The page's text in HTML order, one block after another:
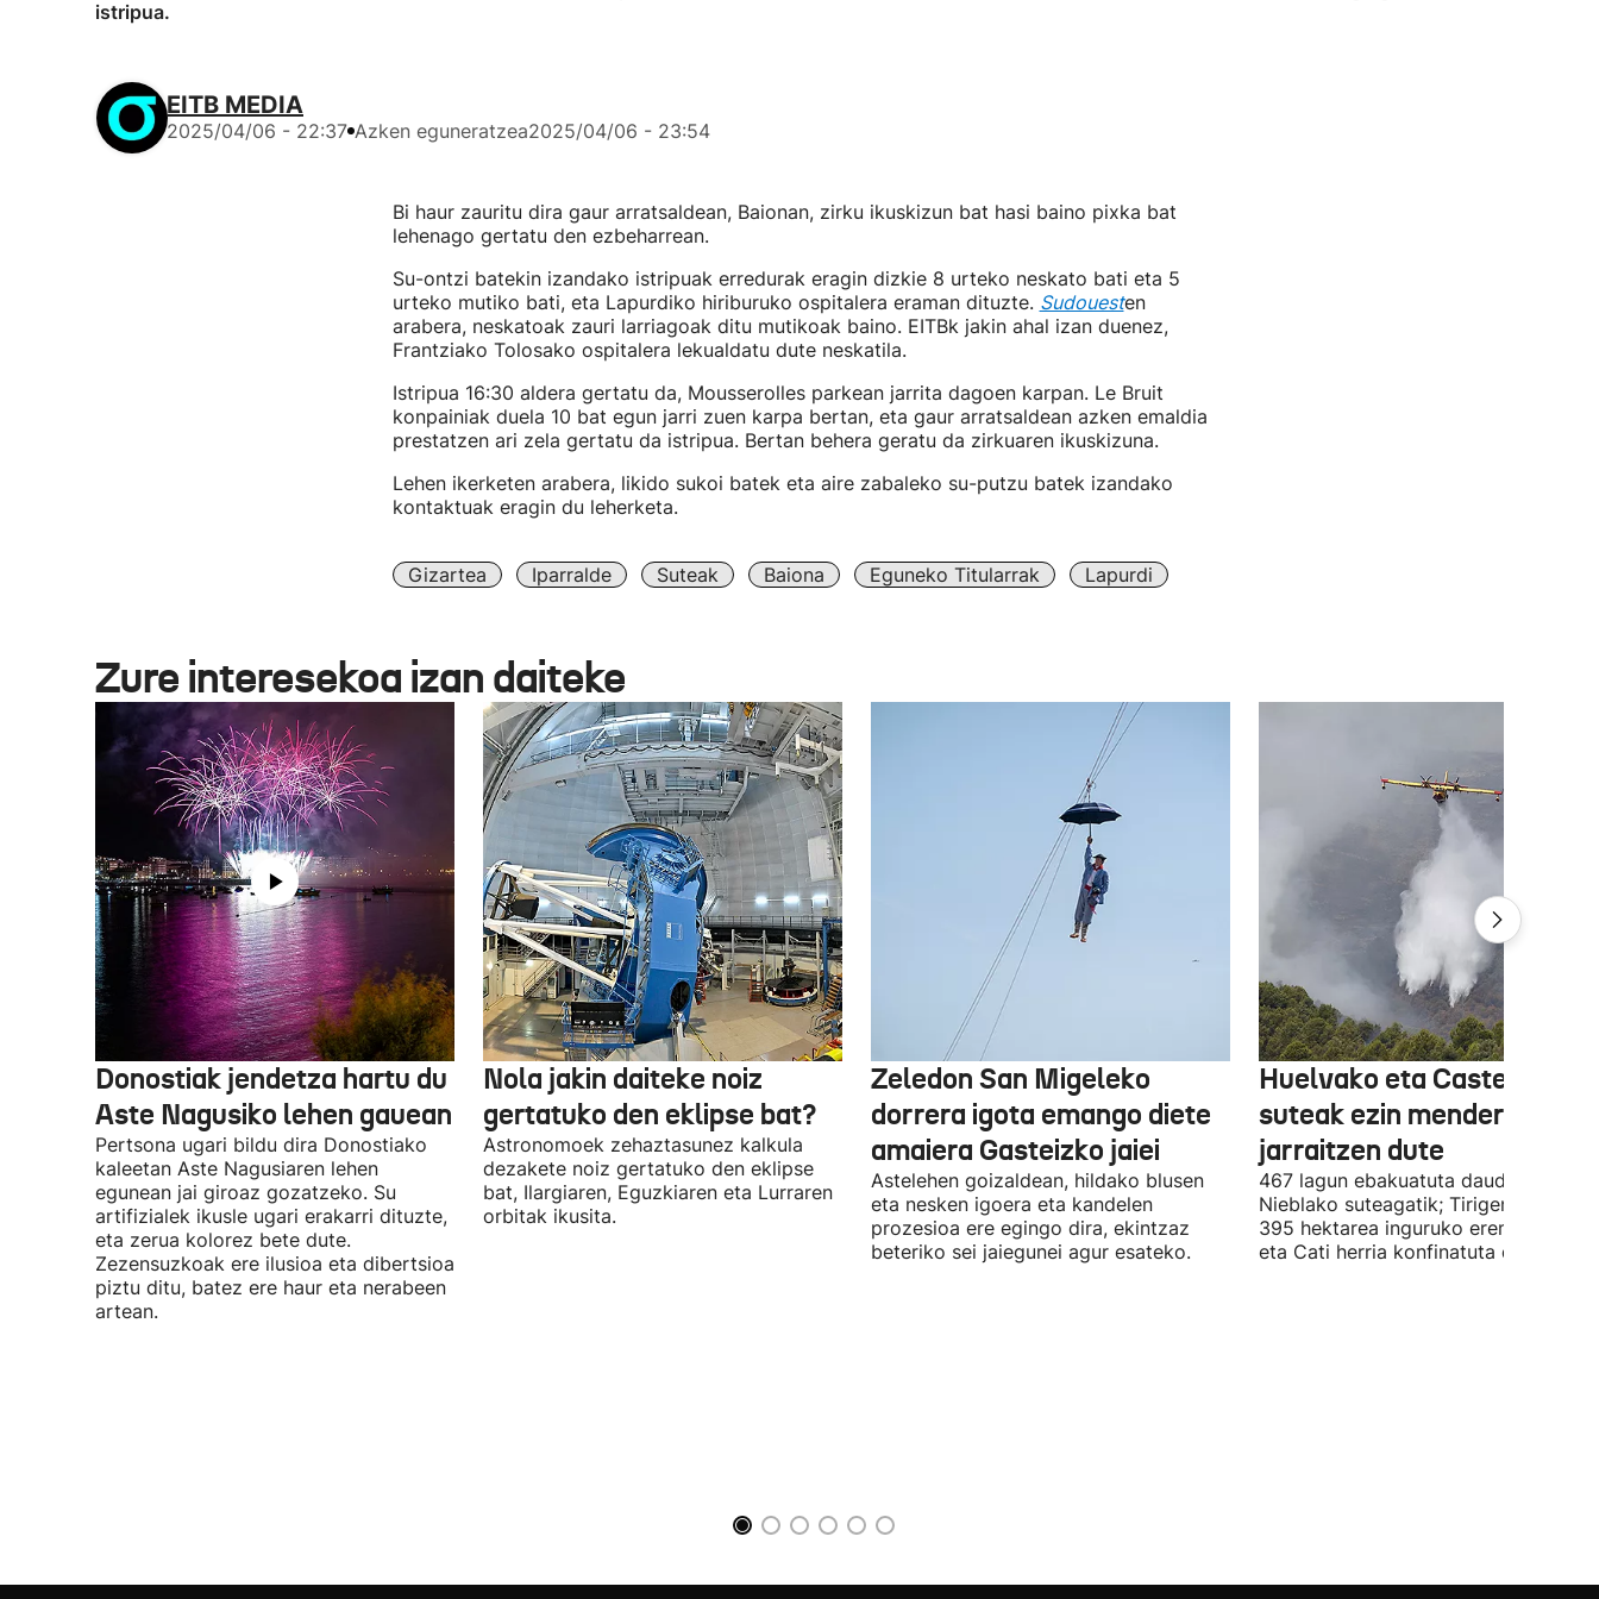
istripua.
EITB MEDIA
2025/04/06 - 22:37 Azken eguneratzea2025/04/06 - 23:54
Bi haur zauritu dira gaur arratsaldean, Baionan, zirku ikuskizun bat hasi baino pixka bat
lehenago gertatu den ezbeharrean.
Su-ontzi batekin izandako istripuak erredurak eragin dizkie 8 urteko neskato bati eta 5
urteko mutiko bati, eta Lapurdiko hiriburuko ospitalera eraman dituzte. Sudouesten
arabera, neskatoak zauri larriagoak ditu mutikoak baino. EITBk jakin ahal izan duenez,
Frantziako Tolosako ospitalera lekualdatu dute neskatila.
Istripua 16:30 aldera gertatu da, Mousserolles parkean jarrita dagoen karpan. Le Bruit
konpainiak duela 10 bat egun jarri zuen karpa bertan, eta gaur arratsaldean azken emaldia
prestatzen ari zela gertatu da istripua. Bertan behera geratu da zirkuaren ikuskizuna.
Lehen ikerketen arabera, likido sukoi batek eta aire zabaleko su-putzu batek izandako
kontaktuak eragin du leherketa.
Gizartea Iparralde Suteak Baiona Eguneko Titularrak Lapurdi
Zure interesekoa izan daiteke
Donostiak jendetza hartu du
Aste Nagusiko lehen gauean
Pertsona ugari bildu dira Donostiako
kaleetan Aste Nagusiaren lehen
egunean jai giroaz gozatzeko. Su
artifizialek ikusle ugari erakarri dituzte,
eta zerua kolorez bete dute.
Zezensuzkoak ere ilusioa eta dibertsioa
piztu ditu, batez ere haur eta nerabeen
artean.
Nola jakin daiteke noiz
gertatuko den eklipse bat?
Astronomoek zehaztasunez kalkula
dezakete noiz gertatuko den eklipse
bat, Ilargiaren, Eguzkiaren eta Lurraren
orbitak ikusita.
Zeledon San Migeleko
dorrera igota emango diete
amaiera Gasteizko jaiei
Astelehen goizaldean, hildako blusen
eta nesken igoera eta kandelen
prozesioa ere egingo dira, ekintzaz
beteriko sei jaiegunei agur esateko.
Huelvako eta Castelloko
suteak ezin menderaturik
jarraitzen dute
467 lagun ebakuatuta daude oraindik
Nieblako suteagatik; Tirigen, berriz,
395 hektarea inguruko eremua erre
eta Cati herria konfinatuta dago.